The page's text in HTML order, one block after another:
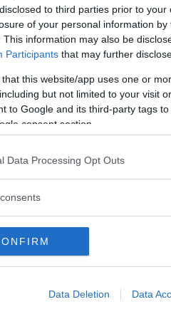
to third parties prior to
of your personal information
This information may also be
Participants that may further
that this website/app uses one or
but not limited to your visit
to Google and its third-party tags
consent section.
Data Processing Opt Outs
Data Deletion Data
sitt senaste avsnitt. De
ca 7km/s) mellan
mest produktiva jag sett,
direkt till explosionerna.